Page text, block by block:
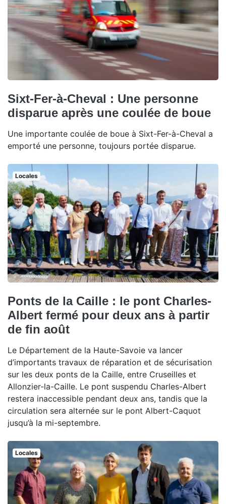
Sixt-Fer-à-Cheval : Une personne
disparue après une coulée de boue
Une importante coulée de boue à Sixt-Fer-à-Cheval a
emporté une personne, toujours portée disparue.
Locales
Ponts de la Caille : le pont Charles-
Albert fermé pour deux ans à partir
de fin août
Le Département de la Haute-Savoie va lancer
d’importants travaux de réparation et de sécurisation
sur les deux ponts de la Caille, entre Cruseilles et
Allonzier-la-Caille. Le pont suspendu Charles-Albert
restera inaccessible pendant deux ans, tandis que la
circulation sera alternée sur le pont Albert-Caquot
jusqu’à la mi-septembre.
Locales